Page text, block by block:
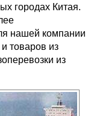
городах Китая.
нашей компании
товаров из
из